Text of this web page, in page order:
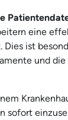
eine
ist
und
sofort